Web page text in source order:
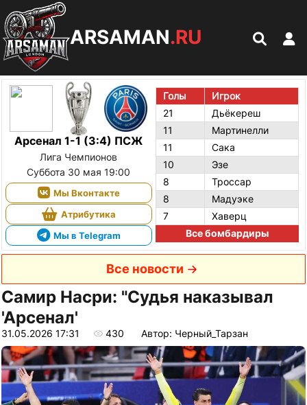
ARSAMAN.RU
Арсенал 1-1 (3:4) ПСЖ
Лига Чемпионов
Суббота 30 мая 19:00
Мы Вконтакте
Атрибутика
Мы в Telegram
Голы
Игрок
21
Дьёкереш
11
Мартинелли
11
Сака
10
Эзе
8
Троссар
8
Мадуэке
7
Хаверц
Все бомбардиры
Все новости
Самир Насри: "Судья наказывал
'Арсенал'
31.05.2026 17:31 430 Автор: Черный_Тарзан